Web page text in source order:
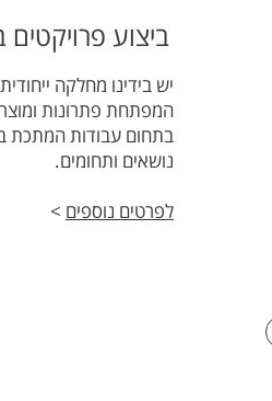
ביצוע
יש בידינו מחלקה
המפתחת פתרונות
בתחום עבודות המתכת
נושאים ותחומים.
לפרטים נוספים >